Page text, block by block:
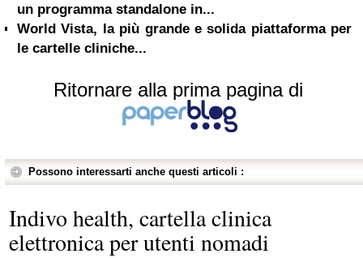
un programma standalone in...
World Vista, la più grande e solida piattaforma per
le cartelle cliniche...
Ritornare alla prima pagina di
Possono interessarti anche questi articoli :
Indivo health, cartella clinica
elettronica per utenti nomadi